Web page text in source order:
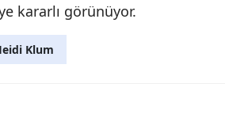
kararlı görünüyor.
Klum